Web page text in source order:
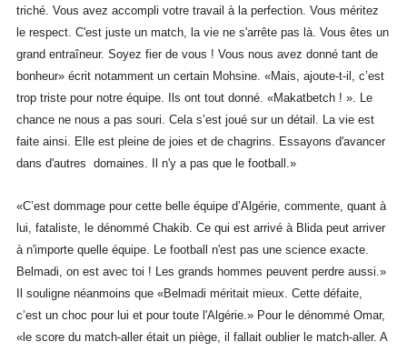
triché. Vous avez accompli votre travail à la perfection. Vous méritez
le respect. C'est juste un match, la vie ne s'arrête pas là. Vous êtes un
grand entraîneur. Soyez fier de vous ! Vous nous avez donné tant de
bonheur» écrit notamment un certain Mohsine. «Mais, ajoute-t-il, c’est
trop triste pour notre équipe. Ils ont tout donné. «Makatbetch ! ». Le
chance ne nous a pas souri. Cela s’est joué sur un détail. La vie est
faite ainsi. Elle est pleine de joies et de chagrins. Essayons d'avancer
dans d'autres domaines. Il n'y a pas que le football.»
«C’est dommage pour cette belle équipe d’Algérie, commente, quant à
lui, fataliste, le dénommé Chakib. Ce qui est arrivé à Blida peut arriver
à n'importe quelle équipe. Le football n'est pas une science exacte.
Belmadi, on est avec toi ! Les grands hommes peuvent perdre aussi.»
Il souligne néanmoins que «Belmadi méritait mieux. Cette défaite,
c’est un choc pour lui et pour toute l'Algérie.» Pour le dénommé Omar,
«le score du match-aller était un piège, il fallait oublier le match-aller. A